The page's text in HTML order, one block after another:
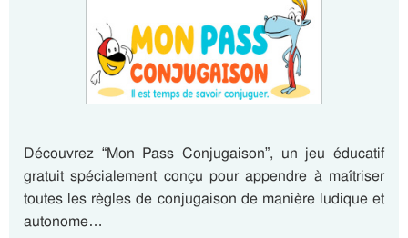
Découvrez “Mon Pass Conjugaison”, un jeu éducatif
gratuit spécialement conçu pour appendre à maîtriser
toutes les règles de conjugaison de manière ludique et
autonome…